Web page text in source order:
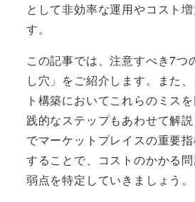
として非効率な運用やコスト
す。
この記事では、注意すべき7つ
し穴」をご紹介します。また
ト構築においてこれらのミス
践的なステップもあわせて解
でマーケットプレイスの重要
することで、コストのかかる
弱点を特定していきましょう。